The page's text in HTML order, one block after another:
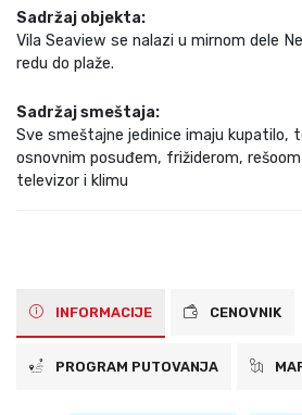
Sadržaj objekta:
Vila Seaview se nalazi u mirnom dele
redu do plaže.
Sadržaj smeštaja:
Sve smeštajne jedinice imaju kupatilo,
osnovnim posuđem, frižiderom,
televizor i klimu
INFORMACIJE CENOVNIK
PROGRAM PUTOVANJA